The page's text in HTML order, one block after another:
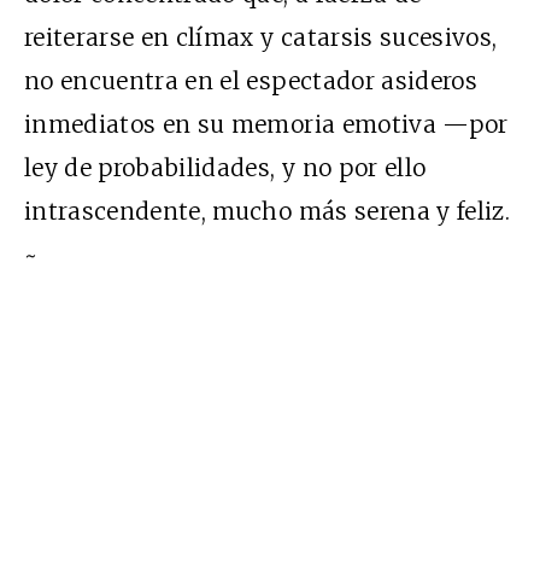
reiterarse en clímax y catarsis sucesivos,
no encuentra en el espectador asideros
inmediatos en su memoria emotiva —por
ley de probabilidades, y no por ello
intrascendente, mucho más serena y feliz.
~